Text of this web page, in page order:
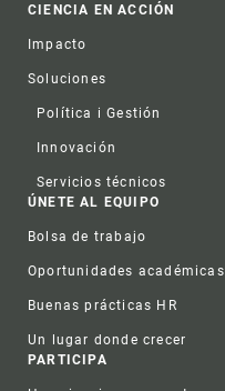
CIENCIA EN ACCIÓN
Impacto
Soluciones
Política i Gestión
Innovación
Servicios técnicos
ÚNETE AL EQUIPO
Bolsa de trabajo
Oportunidades académicas
Buenas prácticas HR
Un lugar donde crecer
PARTICIPA